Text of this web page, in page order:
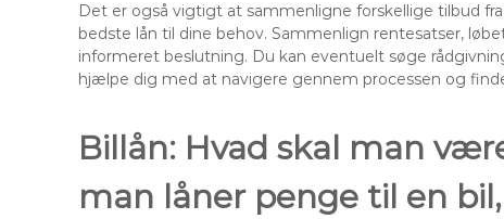
Det er også vigtigt at sammenligne forskellige tilbud
bedste lån til dine behov. Sammenlign rentesatser,
informeret beslutning. Du kan eventuelt søge
hjælpe dig med at navigere gennem processen og
Billån: Hvad skal man
man låner penge til en